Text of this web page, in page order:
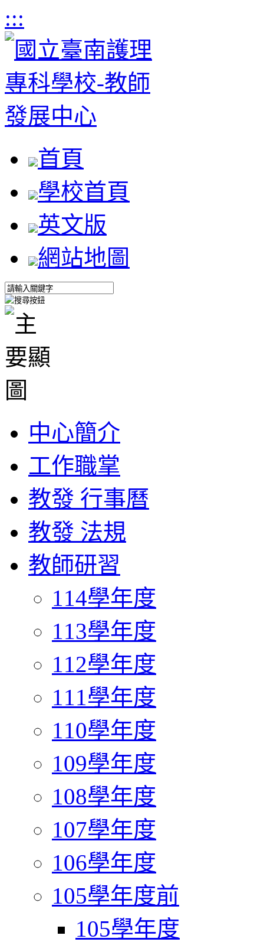
:::
首頁
學校首頁
英文版
網站地圖
中心簡介
工作職掌
教發 行事曆
教發 法規
教師研習
114學年度
113學年度
112學年度
111學年度
110學年度
109學年度
108學年度
107學年度
106學年度
105學年度前
105學年度